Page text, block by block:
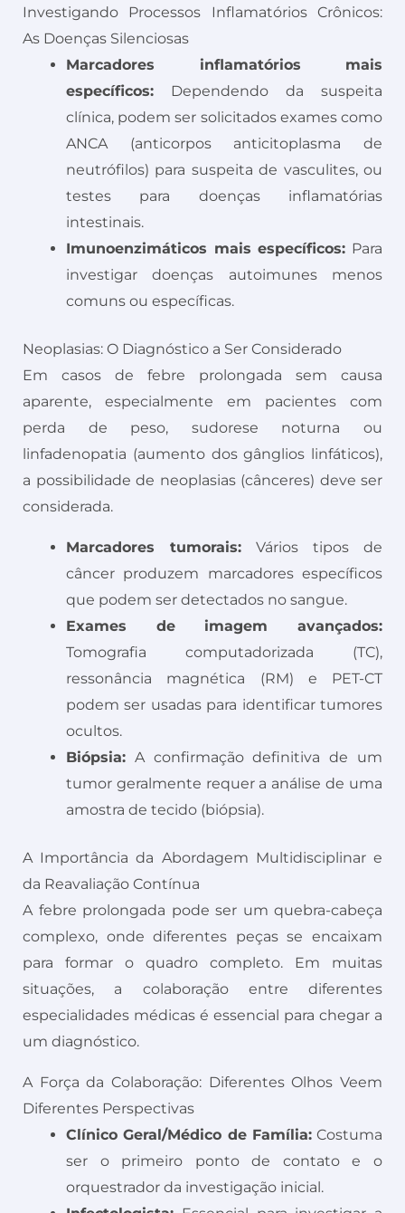
Investigando Processos Inflamatórios Crônicos:
As Doenças Silenciosas
Marcadores inflamatórios mais
específicos: Dependendo da suspeita
clínica, podem ser solicitados exames como
ANCA (anticorpos anticitoplasma de
neutrófilos) para suspeita de vasculites, ou
testes para doenças inflamatórias
intestinais.
Imunoenzimáticos mais específicos: Para
investigar doenças autoimunes menos
comuns ou específicas.
Neoplasias: O Diagnóstico a Ser Considerado
Em casos de febre prolongada sem causa
aparente, especialmente em pacientes com
perda de peso, sudorese noturna ou
linfadenopatia (aumento dos gânglios linfáticos),
a possibilidade de neoplasias (cânceres) deve ser
considerada.
Marcadores tumorais: Vários tipos de
câncer produzem marcadores específicos
que podem ser detectados no sangue.
Exames de imagem avançados:
Tomografia computadorizada (TC),
ressonância magnética (RM) e PET-CT
podem ser usadas para identificar tumores
ocultos.
Biópsia: A confirmação definitiva de um
tumor geralmente requer a análise de uma
amostra de tecido (biópsia).
A Importância da Abordagem Multidisciplinar e
da Reavaliação Contínua
A febre prolongada pode ser um quebra-cabeça
complexo, onde diferentes peças se encaixam
para formar o quadro completo. Em muitas
situações, a colaboração entre diferentes
especialidades médicas é essencial para chegar a
um diagnóstico.
A Força da Colaboração: Diferentes Olhos Veem
Diferentes Perspectivas
Clínico Geral/Médico de Família:Costuma
ser o primeiro ponto de contato e o
orquestrador da investigação inicial.